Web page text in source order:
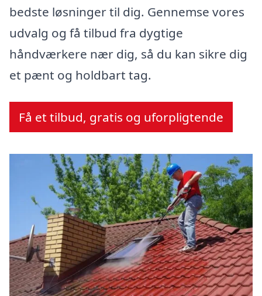
bedste løsninger til dig. Gennemse vores
udvalg og få tilbud fra dygtige
håndværkere nær dig, så du kan sikre dig
et pænt og holdbart tag.
Få et tilbud, gratis og uforpligtende